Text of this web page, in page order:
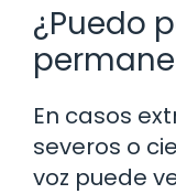
¿Puedo
En casos
severos o
voz puede